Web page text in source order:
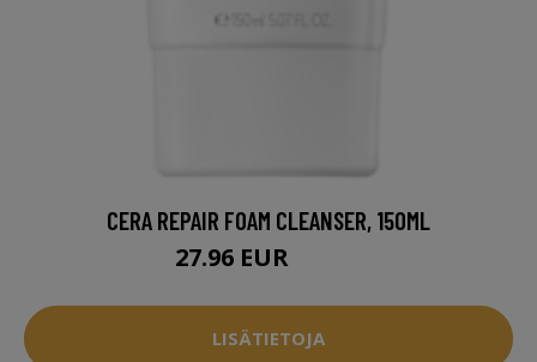
CERA REPAIR FOAM CLEANSER, 150ML
27.96 EUR
LISÄTIETOJA